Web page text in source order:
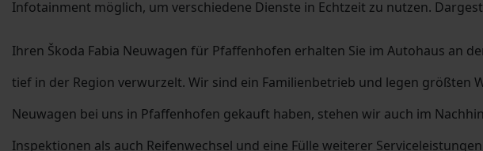
Infotainment möglich, um verschiedene Dienste in Echtzeit zu nutzen.
Ihren Škoda Fabia Neuwagen für Pfaffenhofen erhalten Sie im Autohaus an
tief in der Region verwurzelt. Wir sind ein Familienbetrieb und legen
Neuwagen bei uns in Pfaffenhofen gekauft haben, stehen wir auch im
Inspektionen als auch Reifenwechsel und eine Fülle weiterer